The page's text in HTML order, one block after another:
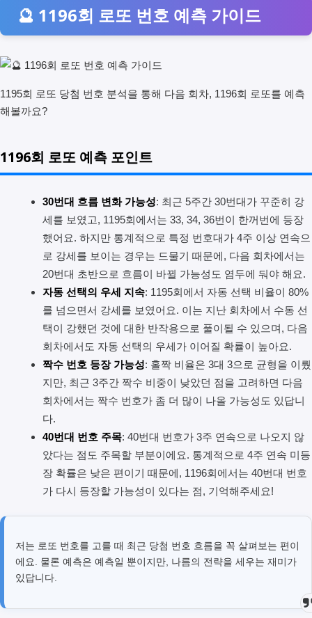
🔮 1196회 로또 번호 예측 가이드
1195회 로또 당첨 번호 분석을 통해 다음 회차, 1196회 로또를 예측
해볼까요?
1196회 로또 예측 포인트
30번대 흐름 변화 가능성: 최근 5주간 30번대가 꾸준히 강
세를 보였고, 1195회에서는 33, 34, 36번이 한꺼번에 등장
했어요. 하지만 통계적으로 특정 번호대가 4주 이상 연속으
로 강세를 보이는 경우는 드물기 때문에, 다음 회차에서는
20번대 초반으로 흐름이 바뀔 가능성도 염두에 둬야 해요.
자동 선택의 우세 지속: 1195회에서 자동 선택 비율이 80%
를 넘으면서 강세를 보였어요. 이는 지난 회차에서 수동 선
택이 강했던 것에 대한 반작용으로 풀이될 수 있으며, 다음
회차에서도 자동 선택의 우세가 이어질 확률이 높아요.
짝수 번호 등장 가능성: 홀짝 비율은 3대 3으로 균형을 이뤘
지만, 최근 3주간 짝수 비중이 낮았던 점을 고려하면 다음
회차에서는 짝수 번호가 좀 더 많이 나올 가능성도 있답니
다.
40번대 번호 주목: 40번대 번호가 3주 연속으로 나오지 않
았다는 점도 주목할 부분이에요. 통계적으로 4주 연속 미등
장 확률은 낮은 편이기 때문에, 1196회에서는 40번대 번호
가 다시 등장할 가능성이 있다는 점, 기억해주세요!
저는 로또 번호를 고를 때 최근 당첨 번호 흐름을 꼭 살펴보는 편이
에요. 물론 예측은 예측일 뿐이지만, 나름의 전략을 세우는 재미가
있답니다.